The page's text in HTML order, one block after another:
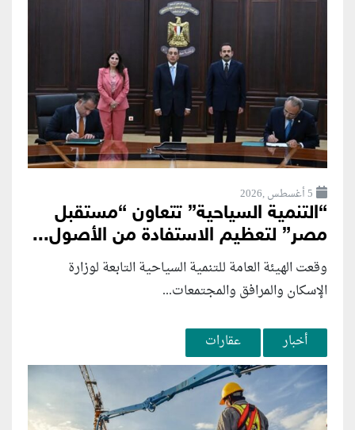
5 أغسطس ,2026
“التنمية السياحية” تتعاون “مستقبل
مصر” لتعظيم الاستفادة من الأصول...
وقعت الهيئة العامة للتنمية السياحية التابعة لوزارة
الإسكان والمرافق والمجتمعات...
أخبار عقارات